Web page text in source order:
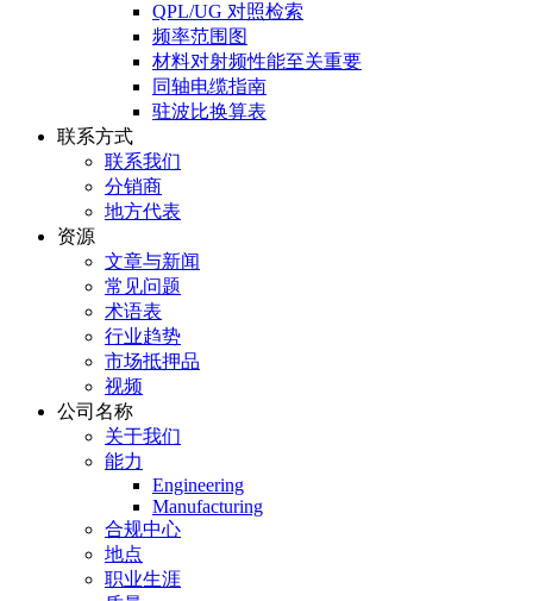
QPL/UG 对照检索
频率范围图
材料对射频性能至关重要
同轴电缆指南
驻波比换算表
联系方式
联系我们
分销商
地方代表
资源
文章与新闻
常见问题
术语表
行业趋势
市场抵押品
视频
公司名称
关于我们
能力
Engineering
Manufacturing
合规中心
地点
职业生涯